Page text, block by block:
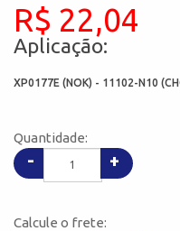
R$ 22,04
Aplicação:
XP0177E (NOK) - 11102-N10
Quantidade:
- +
Calcule o frete: